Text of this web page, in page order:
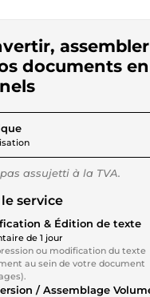
documents en
pour 28,81 $US
assujetti à la TVA.
service
& Édition de texte
de 1 jour
ou modification du texte
au sein de votre document
/ Assemblage